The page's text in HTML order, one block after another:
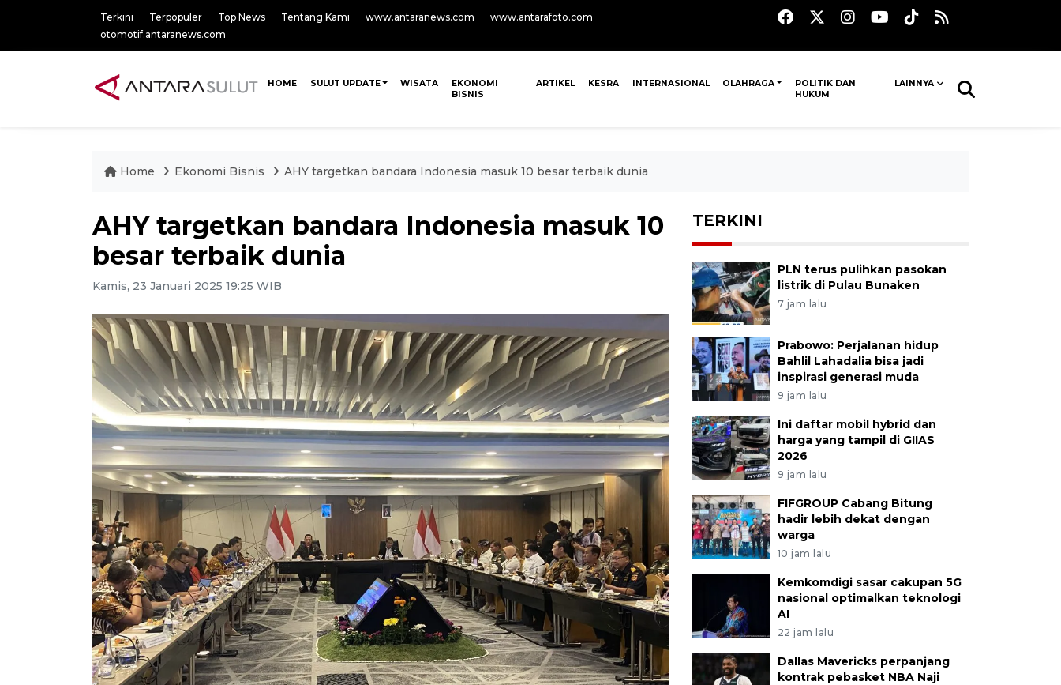
Terkini Terpopuler Top News Tentang Kami www.antaranews.com
www.antarafoto.com
otomotif.antaranews.com
HOME SULUT UPDATE WISATA
EKONOMI
BISNIS
ARTIKEL KESRA INTERNASIONAL OLAHRAGA
POLITIK DAN
HUKUM
LAINNYA
Home Ekonomi Bisnis AHY targetkan bandara Indonesia masuk 10 besar terbaik dunia
AHY targetkan bandara Indonesia masuk 10
besar terbaik dunia
Kamis, 23 Januari 2025 19:25 WIB
TERKINI
PLN terus pulihkan pasokan
listrik di Pulau Bunaken
7 jam lalu
Prabowo: Perjalanan hidup
Bahlil Lahadalia bisa jadi
inspirasi generasi muda
9 jam lalu
Ini daftar mobil hybrid dan
harga yang tampil di GIIAS
2026
9 jam lalu
FIFGROUP Cabang Bitung
hadir lebih dekat dengan
warga
10 jam lalu
Kemkomdigi sasar cakupan 5G
nasional optimalkan teknologi
AI
22 jam lalu
Dallas Mavericks perpanjang
kontrak pebasket NBA Naji